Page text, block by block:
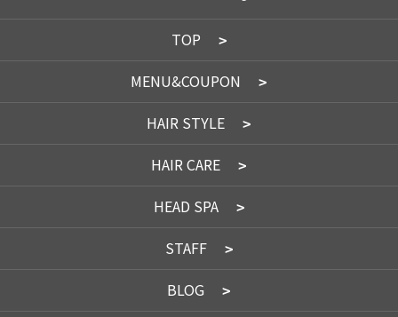
TOP
MENU&COUPON
HAIR STYLE
HAIR CARE
HEAD SPA
STAFF
BLOG